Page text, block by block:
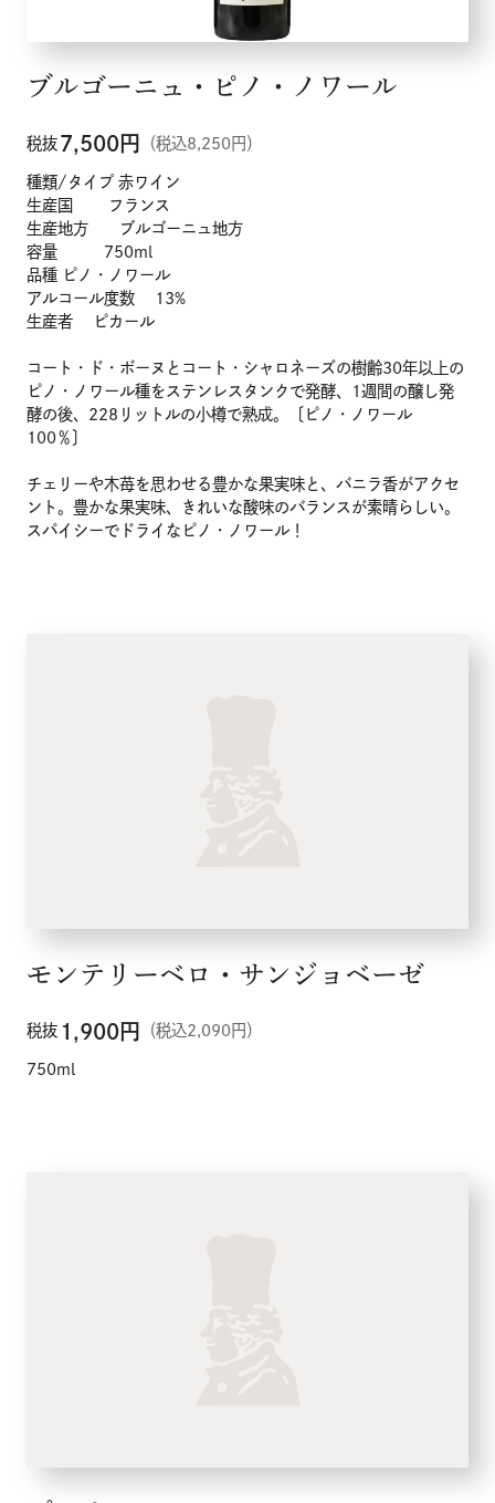
ブルゴーニュ・ピノ・ノワール
税抜 7,500円 （税込8,250円）
種類/タイプ 赤ワイン
生産国 フランス
生産地方 ブルゴーニュ地方
容量 750ml
品種 ピノ・ノワール
アルコール度数 13%
生産者 ピカール
コート・ド・ボーヌとコート・シャロネーズの樹齢30年以上の
ピノ・ノワール種をステンレスタンクで発酵、1週間の醸し発
酵の後、228リットルの小樽で熟成。〔ピノ・ノワール
100％〕
チェリーや木苺を思わせる豊かな果実味と、バニラ香がアクセ
ント。豊かな果実味、きれいな酸味のバランスが素晴らしい。
スパイシーでドライなピノ・ノワール！
モンテリーベロ・サンジョベーゼ
税抜 1,900円 （税込2,090円）
750ml